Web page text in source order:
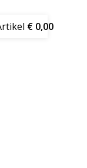
€0,00